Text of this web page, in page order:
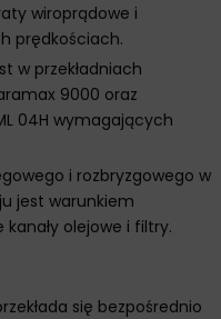
wiroprądowe i
prędkościach.
w przekładniach
9000 oraz
04H wymagających
i rozbryzgowego w
jest warunkiem
kanały olejowe i filtry.
się bezpośrednio